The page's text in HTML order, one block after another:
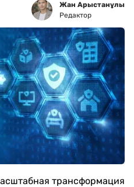
Жан Арыстанұлы
Редактор
трансформация